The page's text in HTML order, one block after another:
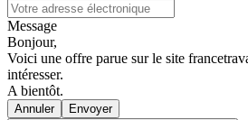
Message
Bonjour,
Voici une offre parue sur le site
intéresser.
A bientôt.
Annuler